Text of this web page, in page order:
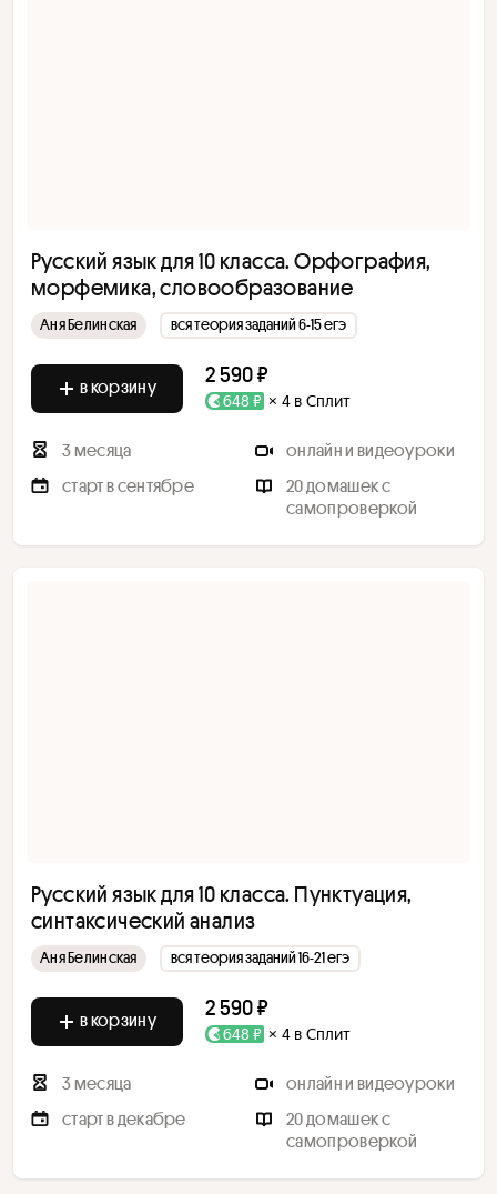
Русский язык для 10 класса. Орфография,
морфемика, словообразование
Аня Белинская вся теория заданий 6-15 егэ
в корзину 2 590 ₽
648 ₽ × 4 в Сплит
3 месяца
онлайн и видеоуроки
старт в сентябре
20 домашек с
самопроверкой
Русский язык для 10 класса. Пунктуация,
синтаксический анализ
Аня Белинская вся теория заданий 16-21 егэ
в корзину 2 590 ₽
648 ₽ × 4 в Сплит
3 месяца
онлайн и видеоуроки
старт в декабре
20 домашек с
самопроверкой